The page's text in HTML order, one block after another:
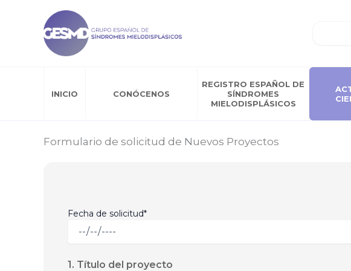
contenido
INICIO CONÓCENOS
REGISTRO ESPAÑOL DE
SÍNDROMES
MIELODISPLÁSICOS
Formulario de solicitud de Nuevos Proyectos
Fecha de solicitud*
1. Título del proyecto